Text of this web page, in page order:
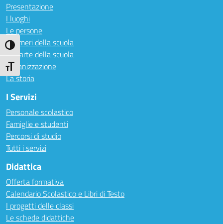
Attiva/disattiva alto contrasto
Attiva/disattiva dimensione testo
Presentazione
I luoghi
Le persone
I numeri della scuola
Le carte della scuola
Organizzazione
La storia
I Servizi
Personale scolastico
Famiglie e studenti
Percorsi di studio
Tutti i servizi
Didattica
Offerta formativa
Calendario Scolastico e Libri di Testo
I progetti delle classi
Le schede didattiche